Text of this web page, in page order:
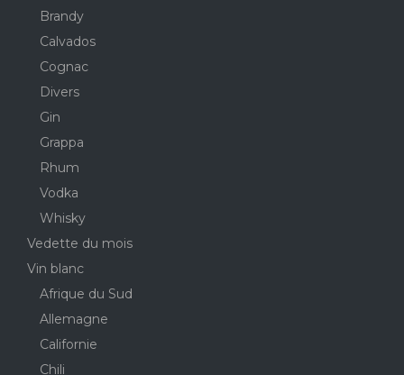
Brandy
Calvados
Cognac
Divers
Gin
Grappa
Rhum
Vodka
Whisky
Vedette du mois
Vin blanc
Afrique du Sud
Allemagne
Californie
Chili